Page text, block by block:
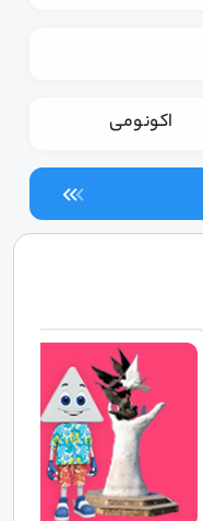
اکونومی